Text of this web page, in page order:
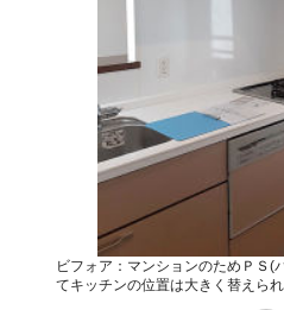
ビフォア：マンションのためＰＳ(
てキッチンの位置は大きく替えられ